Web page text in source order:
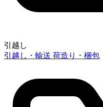
引越し
引越し・輸送 荷造り・梱包